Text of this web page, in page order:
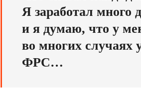
Я заработал много
и я думаю, что у
во многих случаях
ФРС…